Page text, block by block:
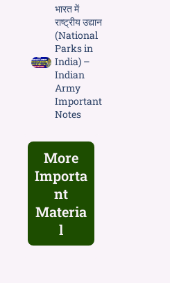
भारत में
राष्ट्रीय उद्यान
(National
Parks in
India) –
Indian
Army
Important
Notes
More
Importa
nt
Materia
l